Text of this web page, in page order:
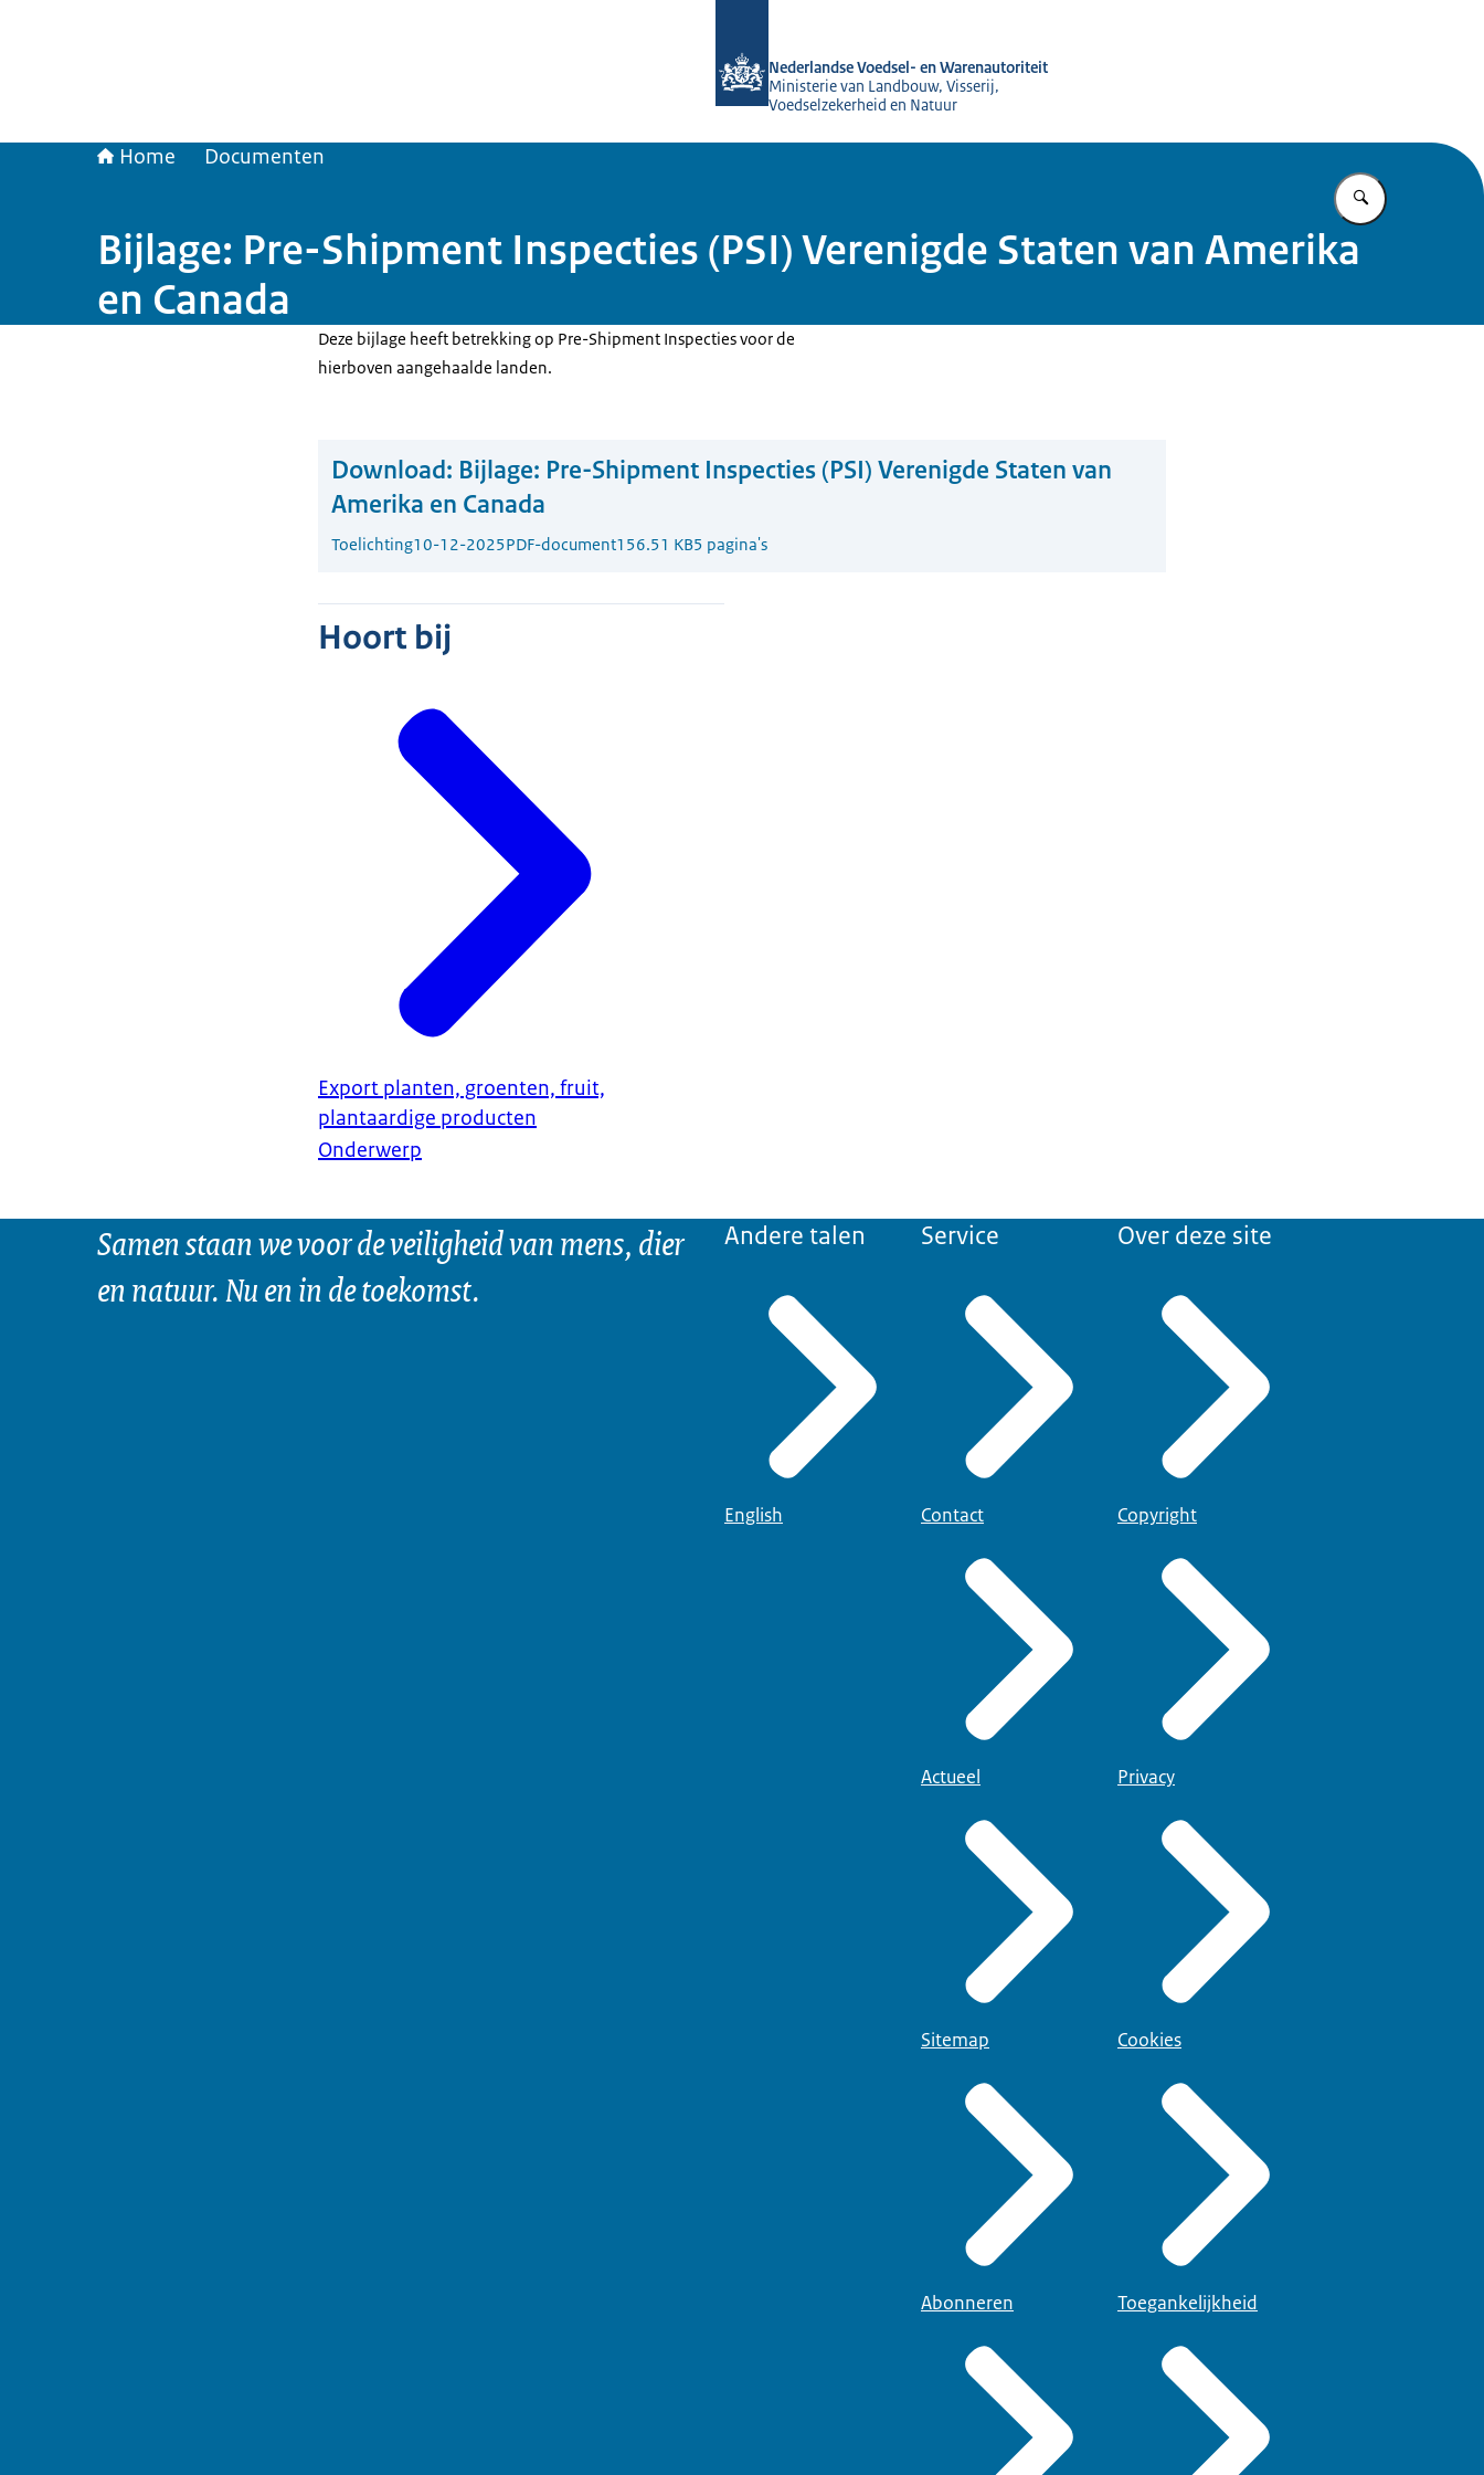
Nederlandse Voedsel- en Warenautoriteit
Ministerie van Landbouw, Visserij,
Voedselzekerheid en Natuur
Home Documenten
Vul in wat u
Bijlage: Pre-Shipment Inspecties (PSI) Verenigde Staten van Amerika
en Canada
Deze bijlage heeft betrekking op Pre-Shipment Inspecties voor de
hierboven aangehaalde landen.
Download: Bijlage: Pre-Shipment Inspecties (PSI) Verenigde Staten van
Amerika en Canada
Toelichting10-12-2025PDF-document156.51 KB5 pagina's
Hoort bij
Export planten, groenten, fruit,
plantaardige producten
Onderwerp
Samen staan we voor de veiligheid van mens, dier
en natuur. Nu en in de toekomst.
Andere talen
English
Service
Contact
Actueel
Sitemap
Abonneren
Over deze site
Copyright
Privacy
Cookies
Toegankelijkheid